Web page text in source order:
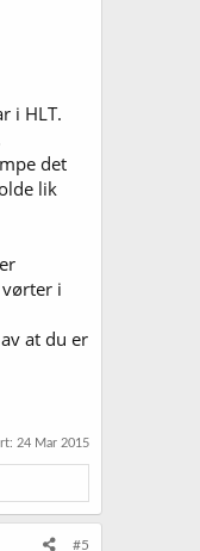
i HLT.
det
lik
i
at du er
24 Mar 2015
#5